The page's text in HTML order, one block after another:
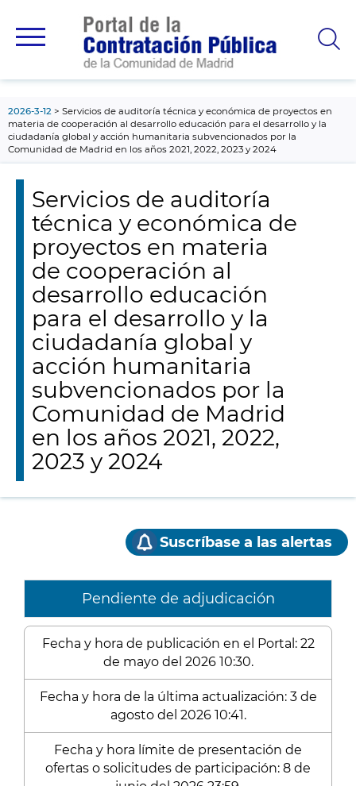
principal
2026-3-12
Servicios de auditoría técnica y económica de proyectos en
materia de cooperación al desarrollo educación para el desarrollo y la
ciudadanía global y acción humanitaria subvencionados por la
Comunidad de Madrid en los años 2021, 2022, 2023 y 2024
Servicios de auditoría
técnica y económica de
proyectos en materia
de cooperación al
desarrollo educación
para el desarrollo y la
ciudadanía global y
acción humanitaria
subvencionados por la
Comunidad de Madrid
en los años 2021, 2022,
2023 y 2024
Suscríbase a las alertas
Pendiente de adjudicación
Fecha y hora de publicación en el Portal: 22
de mayo del 2026 10:30.
Fecha y hora de la última actualización: 3 de
agosto del 2026 10:41.
Fecha y hora límite de presentación de
ofertas o solicitudes de participación: 8 de